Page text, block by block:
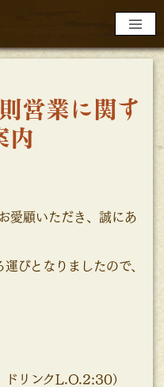
営業に関す
内
愛顧いただき、誠にあ
びとなりましたので、
リンクL.O.2:30）